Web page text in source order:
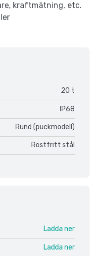
kraftmätning, etc.
20 t
IP68
Rund (puckmodell)
Rostfritt stål
Ladda ner
Ladda ner